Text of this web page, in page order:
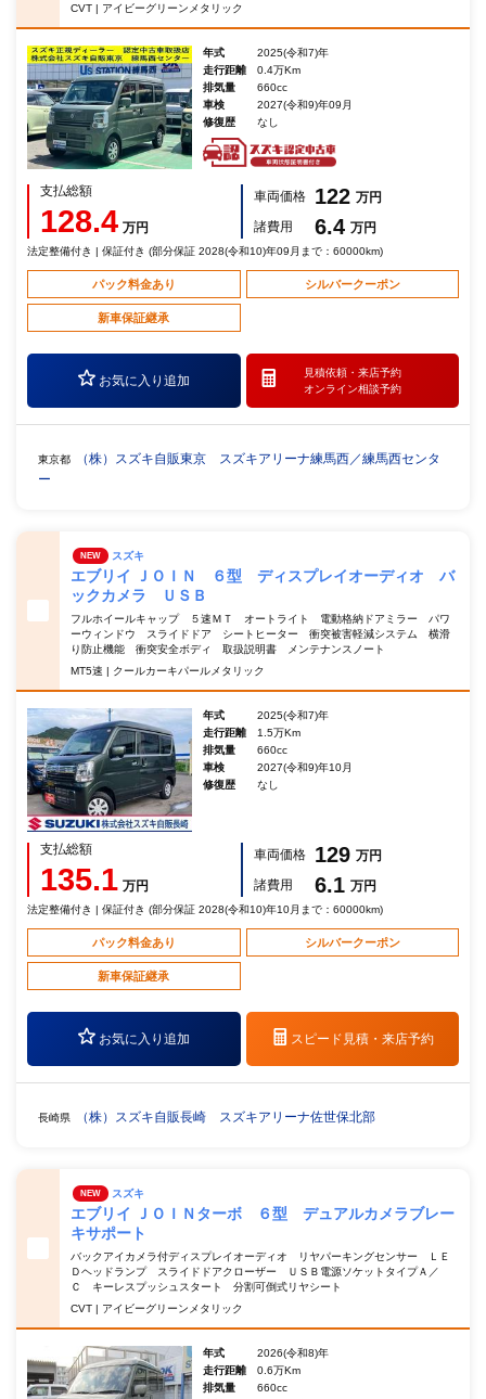
CVT | アイビーグリーンメタリック
年式
2025(令和7)年
走行距離
0.4万Km
排気量
660cc
車検
2027(令和9)年09月
修復歴
なし
支払総額
128.4 万円
車両価格 122 万円
諸費用
6.4 万円
法定整備付き | 保証付き (部分保証 2028(令和10)年09月まで：60000km)
パック料金あり シルバークーポン
新車保証継承
お気に入り追加
見積依頼・ 来店予約
オンライン相談予約
東京都
（株）スズキ自販東京 スズキアリーナ練馬西／練馬西センタ
ー
NEW スズキ
エブリイ ＪＯＩＮ ６型 ディスプレイオーディオ バ
ックカメラ ＵＳＢ
フルホイールキャップ ５速ＭＴ オートライト 電動格納ドアミラー パワ
ーウィンドウ スライドドア シートヒーター 衝突被害軽減システム 横滑
り防止機能 衝突安全ボディ 取扱説明書 メンテナンスノート
MT5速 | クールカーキパールメタリック
年式
2025(令和7)年
走行距離
1.5万Km
排気量
660cc
車検
2027(令和9)年10月
修復歴
なし
支払総額
135.1 万円
車両価格 129 万円
諸費用
6.1 万円
法定整備付き | 保証付き (部分保証 2028(令和10)年10月まで：60000km)
パック料金あり シルバークーポン
新車保証継承
お気に入り追加 スピード見積・ 来店予約
長崎県 （株）スズキ自販長崎 スズキアリーナ佐世保北部
NEW スズキ
エブリイ ＪＯＩＮターボ ６型 デュアルカメラブレー
キサポート
バックアイカメラ付ディスプレイオーディオ リヤパーキングセンサー ＬＥ
Ｄヘッドランプ スライドドアクローザー ＵＳＢ電源ソケットタイプＡ／
Ｃ キーレスプッシュスタート 分割可倒式リヤシート
CVT | アイビーグリーンメタリック
年式
2026(令和8)年
走行距離
0.6万Km
排気量
660cc